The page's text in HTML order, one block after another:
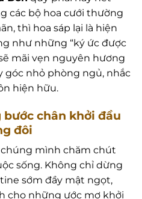
các bộ hoa cưới thường
thì hoa sáp lại là hiện
như những “ký ức được
mãi vẹn nguyên hương
góc nhỏ phòng ngủ, nhắc
hiện hữu.
bước chân khởi đầu
đôi
chúng mình chăm chút
sống. Không chỉ dừng
sớm đầy mật ngọt,
cho những ước mơ khởi